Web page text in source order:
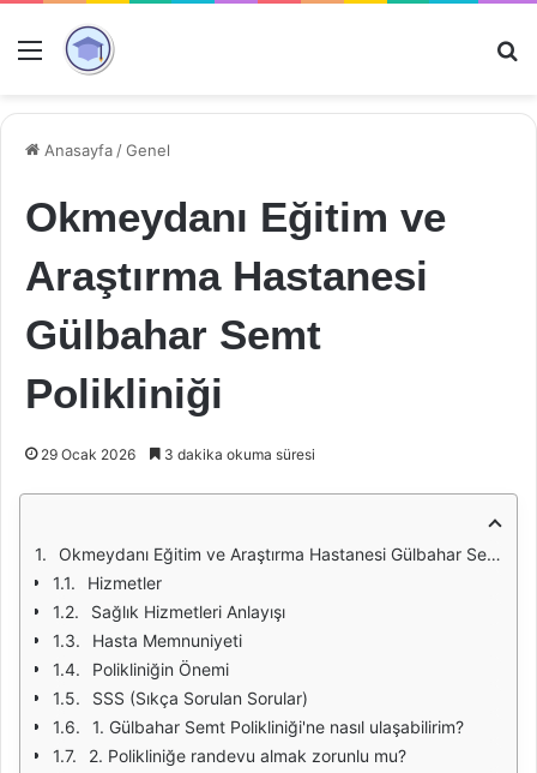
Menü
Anasayfa /Genel
Okmeydanı Eğitim ve
Araştırma Hastanesi
Gülbahar Semt
Polikliniği
29 Ocak 2026 3 dakika okuma süresi
Okmeydanı Eğitim ve Araştırma Hastanesi Gülbahar Semt Polikliniği
Hizmetler
Sağlık Hizmetleri Anlayışı
Hasta Memnuniyeti
Polikliniğin Önemi
SSS (Sıkça Sorulan Sorular)
1. Gülbahar Semt Polikliniği'ne nasıl ulaşabilirim?
2. Polikliniğe randevu almak zorunlu mu?